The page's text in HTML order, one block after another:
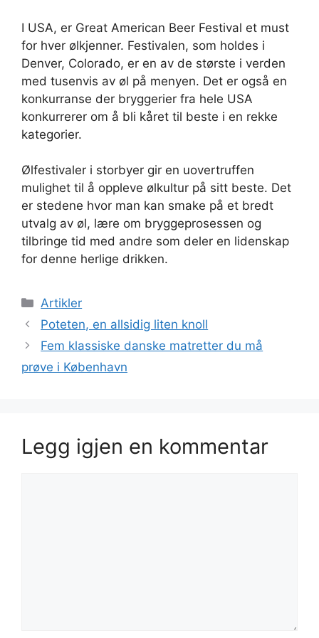
I USA, er Great American Beer Festival et must
for hver ølkjenner. Festivalen, som holdes i
Denver, Colorado, er en av de største i verden
med tusenvis av øl på menyen. Det er også en
konkurranse der bryggerier fra hele USA
konkurrerer om å bli kåret til beste i en rekke
kategorier.
Ølfestivaler i storbyer gir en uovertruffen
mulighet til å oppleve ølkultur på sitt beste. Det
er stedene hvor man kan smake på et bredt
utvalg av øl, lære om bryggeprosessen og
tilbringe tid med andre som deler en lidenskap
for denne herlige drikken.
Kategorier
Artikler
Poteten, en allsidig liten knoll
Fem klassiske danske matretter du må
prøve i København
Legg igjen en kommentar